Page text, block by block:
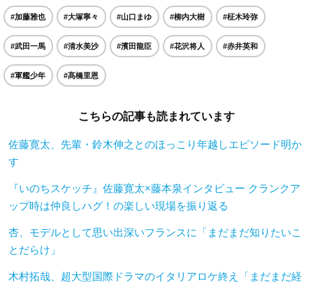
#加藤雅也 #大塚寧々 #山口まゆ #柳内大樹 #柾木玲弥
#武田一馬 #清水美沙 #濱田龍臣 #花沢将人 #赤井英和
#軍艦少年 #髙橋里恩
こちらの記事も読まれています
佐藤寛太、先輩・鈴木伸之とのほっこり年越しエピソード明か
す
『いのちスケッチ』佐藤寛太×藤本泉インタビュー クランクア
ップ時は仲良しハグ！の楽しい現場を振り返る
杏、モデルとして思い出深いフランスに「まだまだ知りたいこ
とだらけ」
木村拓哉、超大型国際ドラマのイタリアロケ終え「まだまだ経